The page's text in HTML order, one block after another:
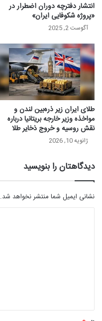
انتشار دفترچه دوران اضطرار در
«پروژه شکوفایی ایران»
آگوست 2, 2025
طلای ایران زیر ذره‌بین لندن و
مواخذه وزیر خارجه بریتانیا درباره
نقش روسیه و خروج ذخایر طلا
ژانویه 10, 2026
دیدگاهتان را بنویسید
نشانی ایمیل شما منتشر نخواهد شد.